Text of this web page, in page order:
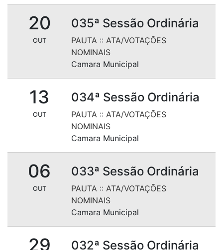
20
OUT
035ª Sessão Ordinária
PAUTA :: ATA/VOTAÇÕES
NOMINAIS
Camara Municipal
13
OUT
034ª Sessão Ordinária
PAUTA :: ATA/VOTAÇÕES
NOMINAIS
Camara Municipal
06
OUT
033ª Sessão Ordinária
PAUTA :: ATA/VOTAÇÕES
NOMINAIS
Camara Municipal
29 032ª Sessão Ordinária